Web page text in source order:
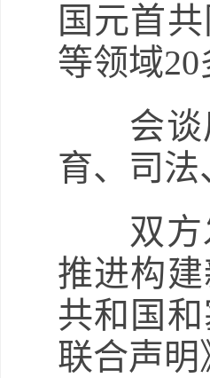
国元首
等领域
会谈后
育、司
双方发
推进构
共和国
联合声明